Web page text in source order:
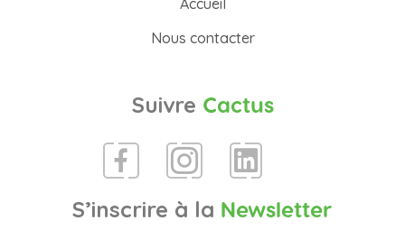
Accueil
Nous contacter
Suivre Cactus
S’inscrire à la Newsletter